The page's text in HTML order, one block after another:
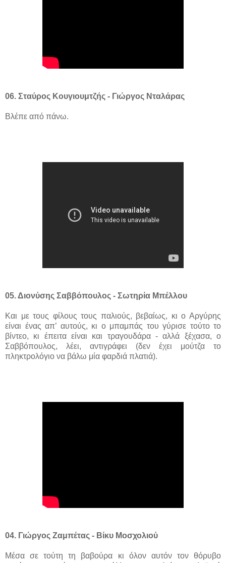
06. Σταύρος Κουγιουμτζής - Γιώργος Νταλάρας
Βλέπε από πάνω.
05. Διονύσης Σαββόπουλος - Σωτηρία Μπέλλου
Και με τους φίλους τους παλιούς, βεβαίως, κι ο Αργύρης
είναι ένας απ’ αυτούς, κι ο μπαμπάς του γύρισε τούτο το
βίντεο, κι έπειτα είναι και τραγουδάρα - αλλά ξέχασα, ο
Σαββόπουλος, λέει, αντιγράφει (δεν έχει μούτζα το
πληκτρολόγιο να βάλω μία φαρδιά πλατιά).
04. Γιώργος Ζαμπέτας - Βίκυ Μοσχολιού
Μέσα σε τούτη τη βαβούρα κι όλον αυτόν τον θόρυβο